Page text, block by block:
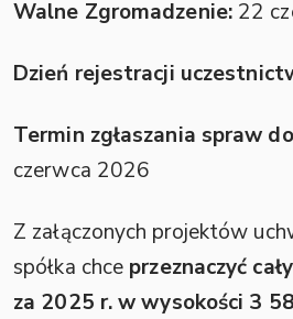
Walne Zgromadzenie:22
Dzień rejestracji
Termin zgłaszania spraw
czerwca 2026
Z załączonych projektów
spółka chce przeznaczyć
za 2025 r. w wysokości 3